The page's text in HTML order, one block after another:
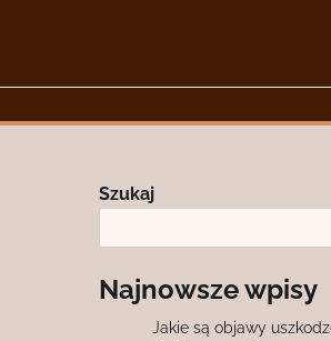
Szukaj
Najnowsze wpisy
Jakie są objawy